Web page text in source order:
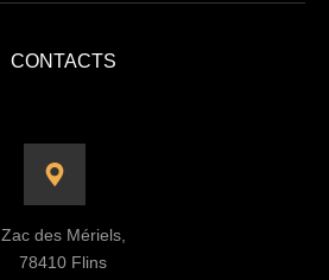
CONTACTS
Zac des Mériels,
78410 Flins